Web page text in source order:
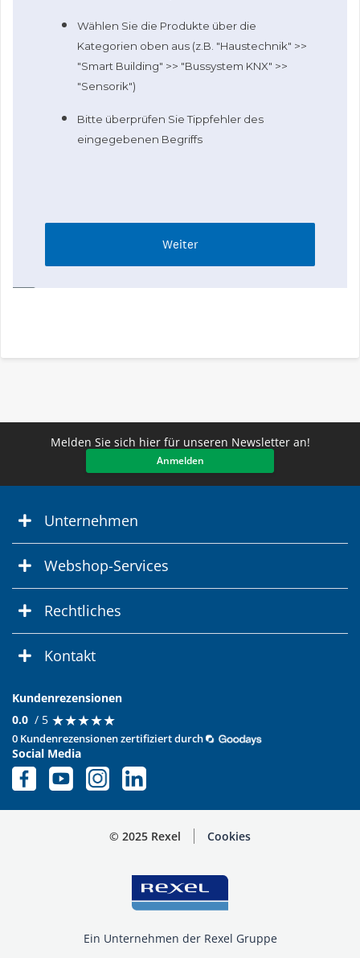
Melden Sie sich hier für unseren Newsletter an!
Anmelden
Unternehmen
Webshop-Services
Rechtliches
Kontakt
Kundenrezensionen
0.0 / 5 ★★★★★
★★★★★
0 Kundenrezensionen zertifiziert durch
Social Media
© 2025 Rexel Cookies
Ein Unternehmen der Rexel Gruppe